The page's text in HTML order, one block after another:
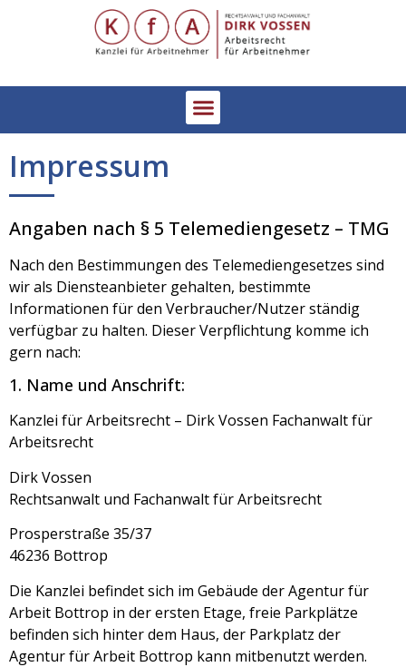
Impressum
Angaben nach § 5 Telemediengesetz – TMG
Nach den Bestimmungen des Telemediengesetzes sind
wir als Diensteanbieter gehalten, bestimmte
Informationen für den Verbraucher/Nutzer ständig
verfügbar zu halten. Dieser Verpflichtung komme ich
gern nach:
1. Name und Anschrift:
Kanzlei für Arbeitsrecht – Dirk Vossen Fachanwalt für
Arbeitsrecht
Dirk Vossen
Rechtsanwalt und Fachanwalt für Arbeitsrecht
Prosperstraße 35/37
46236 Bottrop
Die Kanzlei befindet sich im Gebäude der Agentur für
Arbeit Bottrop in der ersten Etage, freie Parkplätze
befinden sich hinter dem Haus, der Parkplatz der
Agentur für Arbeit Bottrop kann mitbenutzt werden.